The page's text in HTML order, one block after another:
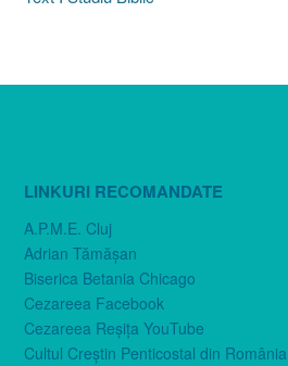
LINKURI RECOMANDATE
A.P.M.E. Cluj
Adrian Tămăşan
Biserica Betania Chicago
Cezareea Facebook
Cezareea Reşiţa YouTube
Cultul Creştin Penticostal din România